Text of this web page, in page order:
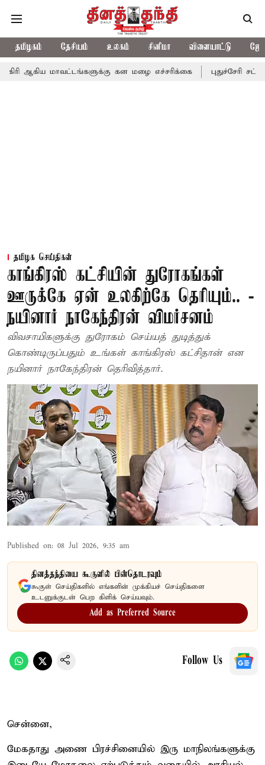
தமிழகம் தேசியம் உலகம் சினிமா விளையாட்டு
மாவட்டங்களுக்கு கன மழை எச்சரிக்கை புதுச்சேரி
தமிழக செய்திகள்
காங்கிரஸ் கட்சியின் துரோகங்கள்
ஊருக்கே ஏன் உலகிற்கே தெரியும்.. -
நயினார் நாகேந்திரன் விமர்சனம்
விவசாயிகளுக்கு துரோகம் செய்யத் துடித்துக்
கொண்டிருப்பதும் உங்கள் காங்கிரஸ் கட்சிதான் என
நயினார் நாகேந்திரன் தெரிவித்தார்.
Published on: 08 Jul 2026, 9:35 am
தினத்தந்தியை கூகுளில் பின்தொடரவும்
கூகுள் செய்திகளில் எங்களின் முக்கியச் செய்திகளை
உடனுக்குடன் பெற கிளிக் செய்யவும்.
Add as Preferred Source
Follow Us
சென்னை,
மேகதாது அணை பிரச்சினையில் இரு மாநிலங்களுக்கு